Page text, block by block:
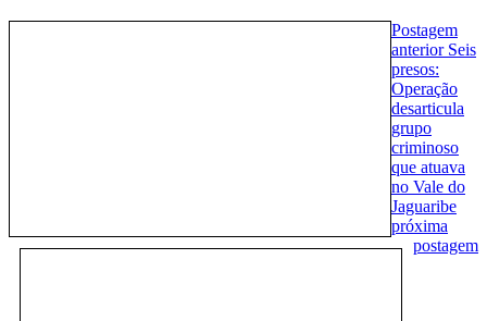
Postagem
anterior Seis
presos:
Operação
desarticula
grupo
criminoso
que atuava
no Vale do
Jaguaribe
próxima
postagem